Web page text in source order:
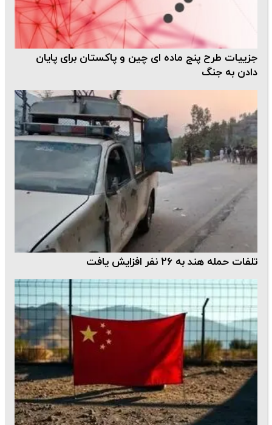
جزییات طرح پنج ماده ای چین و پاکستان برای پایان
دادن به جنگ‌
تلفات حمله هند به ۲۶ نفر افزایش یافت